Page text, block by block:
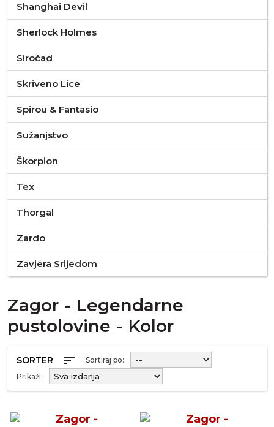
Shanghai Devil
Sherlock Holmes
Siročad
Skriveno Lice
Spirou & Fantasio
Sužanjstvo
Škorpion
Tex
Thorgal
Zardo
Zavjera Srijedom
Zagor - Legendarne
pustolovine - Kolor
SORTER sort
Sortiraj po:
Prikaži: